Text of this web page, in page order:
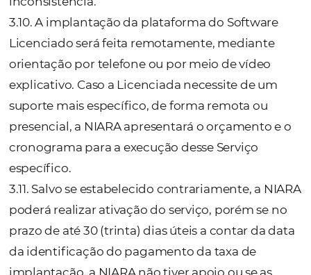
deverá seguir os procedimentos que lhe
fornecidos pela NIARA quando na
além dos descritos no Anexo relativo
Licenciado.
3.8.1. É de exclusiva responsabilidade da
Licenciada realizar os procedimentos
pela Licenciadora para ter acesso a
Software Licenciado.
3.8.2. Sem prejuízo do disposto neste item, a
Licenciada poderá contratar os Serviços de
implantação do(s) componente(s) da